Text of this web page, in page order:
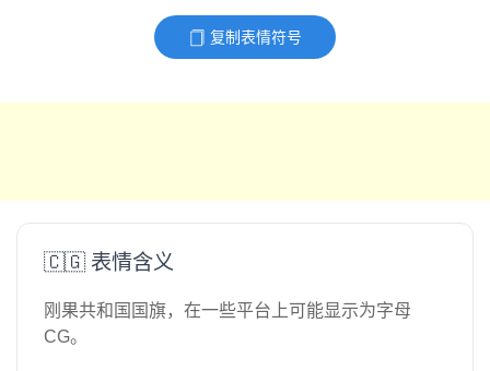
复制表情符号
🇨🇬 表情含义
刚果共和国国旗，在一些平台上可能显示为字母
CG。